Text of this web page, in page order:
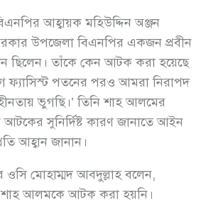
আহ্বায়ক মহিউদ্দিন অঞ্জন
উপজেলা বিএনপির একজন প্রবীন
ছিলেন। তাঁকে কেন আটক করা হয়েছে
ফ্যাসিস্ট পতনের পরও আমরা নিরাপদ
ভুগছি।’ তিনি শাহ আলমের
আটকের সুনির্দিষ্ট কারণ জানাতে আইন
আহ্বান জানান।
ওসি মোহাম্মদ আবদুল্লাহ বলেন,
শাহ আলমকে আটক করা হয়নি।